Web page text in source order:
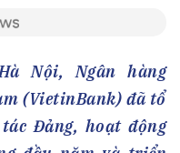
Nội, Ngân hàng
(VietinBank) đã tổ
Đảng, hoạt động